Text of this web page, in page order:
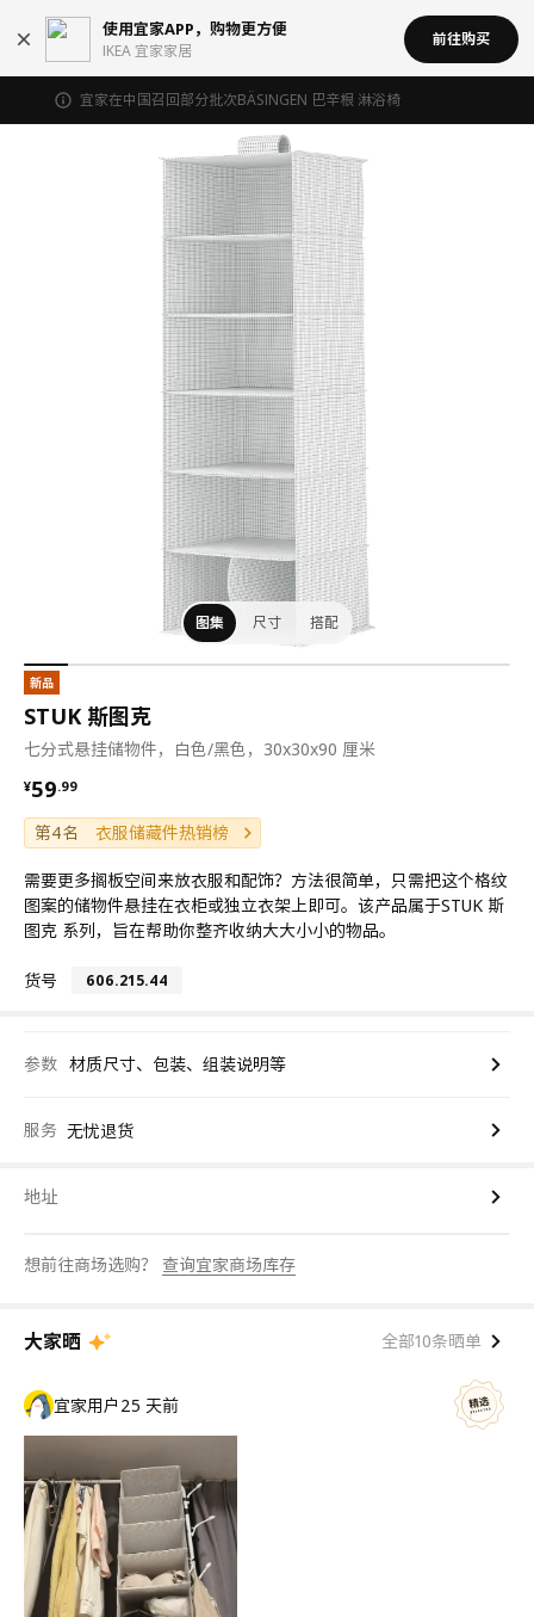
使用宜家APP，购物更方便
IKEA 宜家家居
前往购买
宜家在中国召回部分批次BÄSINGEN 巴辛根 淋浴椅
图集 尺寸 搭配
新品
STUK 斯图克
七分式悬挂储物件，白色/黑色，30x30x90 厘米
¥59.99
¥ 59.99
第4名 衣服储藏件热销榜
需要更多搁板空间来放衣服和配饰？方法很简单，只需把这个格纹
图案的储物件悬挂在衣柜或独立衣架上即可。该产品属于STUK 斯
图克 系列，旨在帮助你整齐收纳大大小小的物品。
货号 606.215.44
参数 材质尺寸、包装、组装说明等
服务 无忧退货
地址
想前往商场选购？ 查询宜家商场库存
大家晒 全部10条晒单
宜家用户 25 天前